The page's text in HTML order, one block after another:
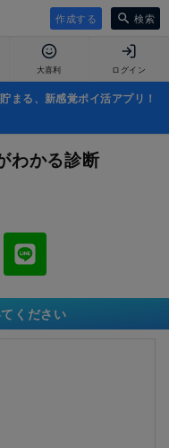
作成する 検索
大喜利 ログイン
まる、新感覚ポイ活アプリ！
わかる診断
ください